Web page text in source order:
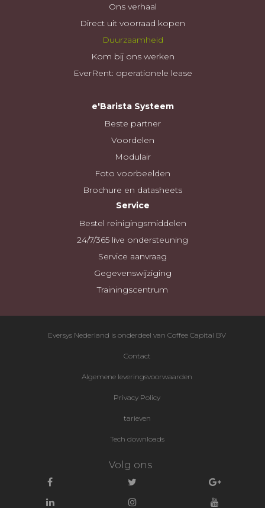
Ons verhaal
Direct uit voorraad kopen
Duurzaamheid
Kom bij ons werken
EverRent: operationele lease
e'Barista Systeem
Beste partner
Voordelen
Modulair
Foto voorbeelden
Brochure en datasheets
Service
Bestel reinigingsmiddelen
24/7/365 live ondersteuning
Service aanvraag
Gegevenswijziging
Trainingscentrum
Eversys Nederland is onderdeel van Coffee Capital BV
Contact
Algemene leveringsvoorwaarden
Privacy Policy
tarieven
Tech downloads
Volg ons